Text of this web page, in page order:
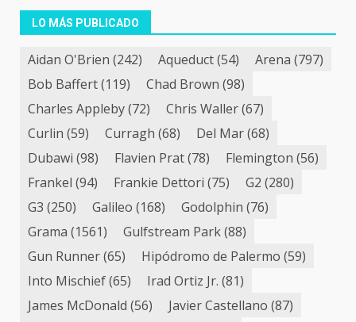
de
entradas
LO MÁS PUBLICADO
Aidan O'Brien (242) Aqueduct(54) Arena (797)
Bob Baffert(119) Chad Brown (98)
Charles Appleby(72) Chris Waller(67)
Curlin (59) Curragh (68) Del Mar(68)
Dubawi (98) Flavien Prat(78) Flemington (56)
Frankel (94) Frankie Dettori (75) G2 (280)
G3 (250) Galileo (168) Godolphin (76)
Grama (1561) Gulfstream Park(88)
Gun Runner(65) Hipódromo de Palermo (59)
Into Mischief(65) Irad Ortiz Jr. (81)
James McDonald (56) Javier Castellano (87)